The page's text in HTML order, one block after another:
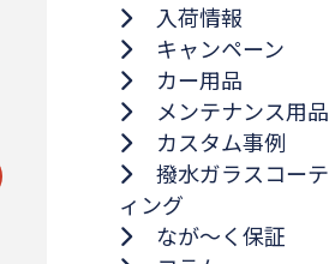
入荷情報
キャンペーン
カー用品
メンテナンス用品
カスタム事例
撥水ガラスコーテ
ィング
なが～く保証